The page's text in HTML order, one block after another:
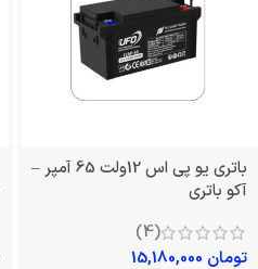
باتری یو پی اس 12ولت 65 آمپر –
آکو باتری
(4)
تومان